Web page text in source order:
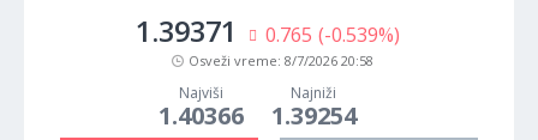
1.39371 0.765 (-0.539%)
Osveži vreme: 8/7/2026 20:58
Najviši
1.40366
Najniži
1.39254